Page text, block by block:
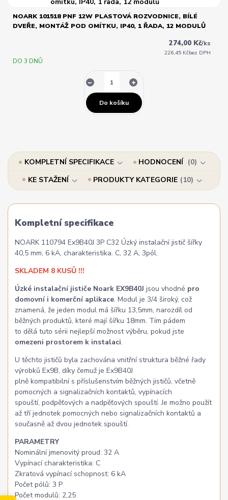
NOARK 101518 PNF 12W PLASTOVÁ ROZVODNICE, BÍLÉ
DVEŘE, MONTÁŽ POD OMÍTKU, IP40, 1 ŘADA, 12 MODULŮ
274,00 Kč/ks
226,45 Kčbez DPH
DO 3 DNŮ
Do košíku
KOMPLETNÍ SPECIFIKACE HODNOCENÍ
0
KE STAŽENÍ
PRODUKTY KATEGORIE 10
Kompletní specifikace
NOARK 110794 Ex9B40J 3P C32 Úzký instalační jistič šířky
40,5 mm, 6 kA, charakteristika. C, 32 A, 3pól.
SKLADEM 8 KUSŮ !!!
Úzké instalační jističe Noark EX9B40J jsou vhodné pro
domovní i komerční aplikace. Modul je 3/4 široký, což
znamená, že jeden modul má šířku 13,5mm, narozdíl od
běžných produktů, které mají šířku 18mm. Tím pádem
to dělá tuto sérii nejlepší možnost výběru, pokud jste
omezeni prostorem k instalaci.
U těchto jističů byla zachována vnitřní struktura běžné řady
výrobků Ex9B, díky čemuž je Ex9B40J
plně kompatibilní s příslušenstvím běžných jističů, včetně
pomocných a signalizačních kontaktů, vypínacích
spouští, podpěťových a nadpěťových spouští. Je možno použít
až tří jednotek pomocných nebo signalizačních kontaktů a
současně až dvou jednotek spouští.
PARAMETRY
Nominální jmenovitý proud: 32 A
Vypínací charakteristika: C
Zkratová vypínací schopnost: 6 kA
Počet pólů: 3 P
Počet modulů: 2,25